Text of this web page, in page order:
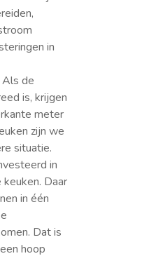
in
de
is, krijgen
meter
zijn we
situatie.
in
Daar
in één
Dat is
hoop